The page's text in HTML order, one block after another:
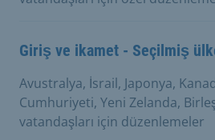
Giriş ve ikamet - Seçilmiş
Avustralya, İsrail, Japonya,
Cumhuriyeti, Yeni Zelanda,
vatandaşları için düzenlemeler